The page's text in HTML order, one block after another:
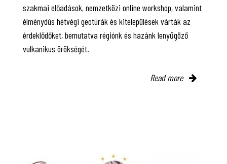
szakmai előadások, nemzetközi online workshop, valamint
élménydús hétvégi geotúrák és kitelepülések várták az
érdeklődőket, bemutatva régiónk és hazánk lenyűgöző
vulkanikus örökségét.
Read more